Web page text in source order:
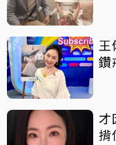
王
鑽
才